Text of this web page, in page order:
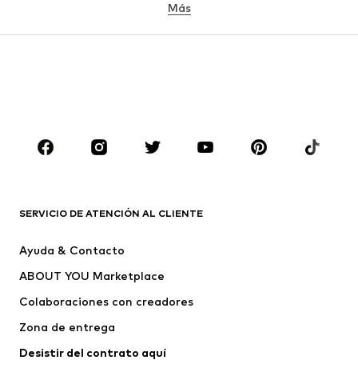
Ropa interior
Faldas
Blusas y camisas
Zapatos
Deporte
Vestidos
Camisetas y tops
Chaquetas
Jerséis y punto
Ropa interior
Abrigos
Más
SERVICIO DE ATENCIÓN AL CLIENTE
Ayuda & Contacto
ABOUT YOU Marketplace
Colaboraciones con creadores
Zona de entrega
Desistir del contrato aquí